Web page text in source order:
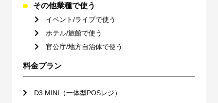
その他業種で使う
イベント/ライブで使う
ホテル/旅館で使う
官公庁/地方自治体で使う
料金プラン
D3 MINI（一体型POSレジ）